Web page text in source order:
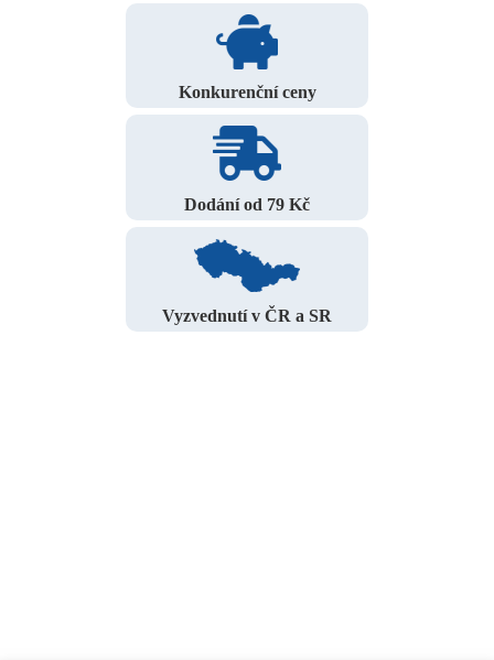
Konkurenční ceny
Dodání od 79 Kč
Vyzvednutí v ČR a SR